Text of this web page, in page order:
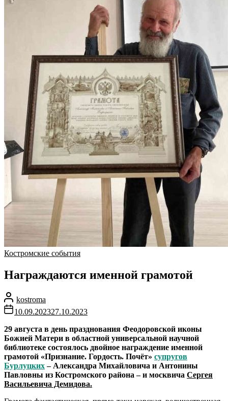
Костромские события
Награждаются именной грамотой
kostroma
10.09.202327.10.2023
29 августа в день празднования Феодоровской иконы
Божией Матери в областной универсальной научной
библиотеке состоялось двойное награждение именной
грамотой «Признание. Гордость. Почёт» супругов
Бурлуцких– Александра Михайловича и Антонины
Павловны из Костромского района – и москвича Сергея
Васильевича Демидова.